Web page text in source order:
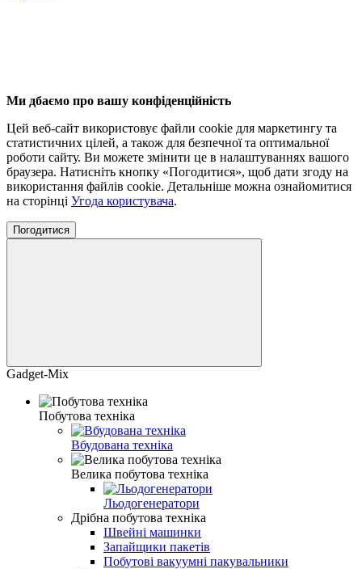
Ми дбаємо про вашу конфіденційність
Цей веб-сайт використовує файли cookie для маркетингу та
статистичних цілей, а також для безпечної та оптимальної
роботи сайту. Ви можете змінити це в налаштуваннях вашого
браузера. Натисніть кнопку «Погодитися», щоб дати згоду на
використання файлів cookie. Детальніше можна ознайомитися
на сторінці Угода користувача.
Погодитися
Gadget-Mix
Побутова техніка
Вбудована техніка
Велика побутова техніка
Льодогенератори
Дрібна побутова техніка
Швейні машинки
Запайщики пакетів
Побутові вакуумні пакувальники